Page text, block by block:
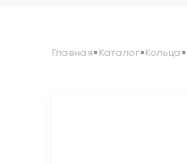
Главная» Каталог»Кольца »